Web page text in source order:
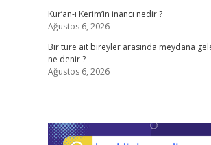
Kur’an-ı Kerim’in inancı nedir ?
Ağustos 6, 2026
Bir türe ait bireyler arasında meydana
ne denir ?
Ağustos 6, 2026